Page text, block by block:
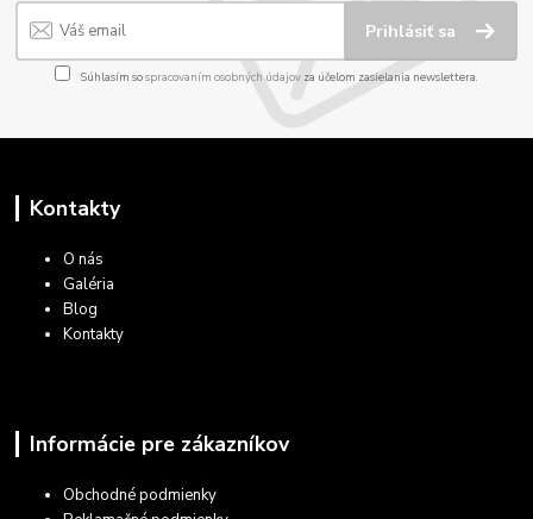
Prihlásiť sa
Súhlasím sospracovaním osobných údajov za účelom zasielania newslettera.
Kontakty
O nás
Galéria
Blog
Kontakty
Informácie pre zákazníkov
Obchodné podmienky